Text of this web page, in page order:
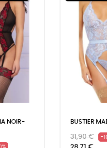
NOIR-
BUSTIER
31,90 € -